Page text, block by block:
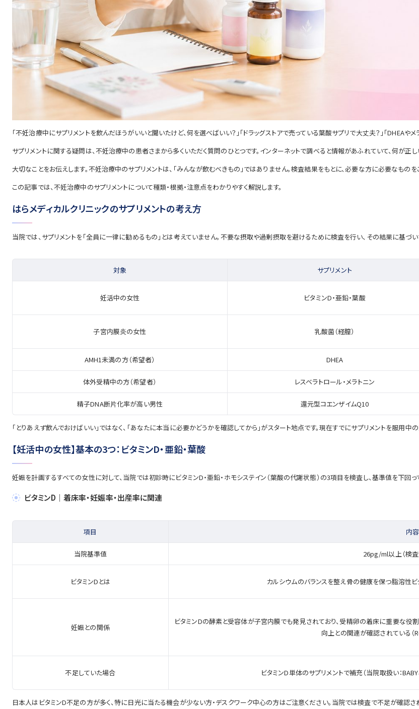
「不妊治療中にサプリメントを飲んだほうがいいと聞いたけど、何を選べばいい？」「ドラッグストアで売っている葉酸サプリで大丈夫？」「DHEAやメ
サプリメントに関する疑問は、不妊治療中の患者さまから多くいただく質問のひとつです。インターネットで調べると情報があふれていて、何が正
大切なことをお伝えします。不妊治療中のサプリメントは、「みんなが飲むべきもの」ではありません。検査結果をもとに、必要な方に必要なものを
この記事では、不妊治療中のサプリメントについて種類・根拠・注意点をわかりやすく解説します。
はらメディカルクリニックのサプリメントの考え方
当院では、サプリメントを「全員に一律に勧めるもの」とは考えていません。不要な摂取や過剰摂取を避けるために検査を行い、その結果に基づい
対象 サプリメント
妊活中の女性 ビタミンD・亜鉛・葉酸
子宮内膜炎の女性 乳酸菌（経膣）
AMH1未満の方（希望者） DHEA
体外受精中の方（希望者） レスベラトロール・メラトニン
精子DNA断片化率が高い男性 還元型コエンザイムQ10
「とりあえず飲んでおけばいい」ではなく、「あなたに本当に必要かどうかを確認してから」がスタート地点です。現在すでにサプリメントを服用中
【妊活中の女性】基本の3つ：ビタミンD・亜鉛・葉酸
妊娠を計画するすべての女性に対して、当院では初診時にビタミンD・亜鉛・ホモシステイン（葉酸の代謝状態）の3項目を検査し、基準値を下回っ
ビタミンD｜着床率・妊娠率・出産率に関連
項目 内容
当院基準値 26pg/ml以上（検査
ビタミンDとは カルシウムのバランスを整え骨の健康を保つ脂溶性
妊娠との関係
ビタミンDの酵素と受容体が子宮内膜でも発見されており、受精卵の着床に重要な役
向上との関連が確認されている
不足していた場合 ビタミンD単体のサプリメントで補充（当院取扱い：
日本人はビタミンD不足の方が多く、特に日光に当たる機会が少ない方・デスクワーク中心の方はご注意ください。当院では検査で不足が確認さ